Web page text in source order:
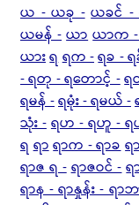
ယ - ယခု - ယခင် -
ယမန် - ယာ ယာက
ယားရရက -ရခ -
- ရတု - ရတောင့် -ရ
ရမန် -ရမုံး - ရမယ် -
သုံး -ရဟ - ရဟူ -
ရ ရာရာက - ရာခရ
ရာဇ ရ -ရာဇဝင် -
ရာန - ရာနှုန်း - ရာ